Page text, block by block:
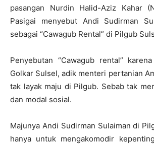
pasangan Nurdin Halid-Aziz Kahar
Pasigai menyebut Andi Sudirman
sebagai “Cawagub Rental” di Pilgub
Penyebutan “Cawagub rental”
Golkar Sulsel, adik menteri pertanian
tak layak maju di Pilgub. Sebab tak
dan modal sosial.
Majunya Andi Sudirman Sulaiman di
hanya untuk mengakomodir